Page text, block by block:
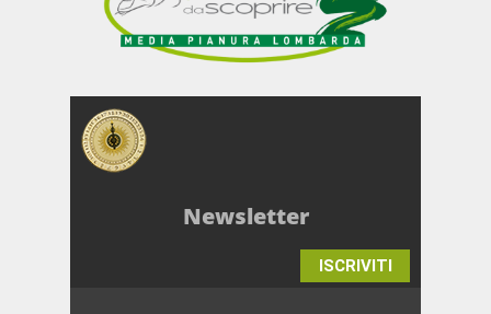
Newsletter
ISCRIVITI